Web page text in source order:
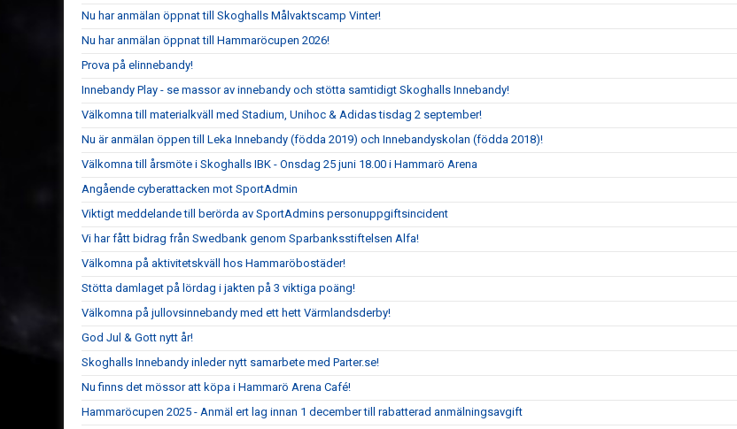
Nu har anmälan öppnat till Skoghalls Målvaktscamp Vinter!
Nu har anmälan öppnat till Hammaröcupen 2026!
Prova på elinnebandy!
Innebandy Play - se massor av innebandy och stötta samtidigt Skoghalls Innebandy!
Välkomna till materialkväll med Stadium, Unihoc & Adidas tisdag 2 september!
Nu är anmälan öppen till Leka Innebandy (födda 2019) och Innebandyskolan (födda 2018)!
Välkomna till årsmöte i Skoghalls IBK - Onsdag 25 juni 18.00 i Hammarö Arena
Angående cyberattacken mot SportAdmin
Viktigt meddelande till berörda av SportAdmins personuppgiftsincident
Vi har fått bidrag från Swedbank genom Sparbanksstiftelsen Alfa!
Välkomna på aktivitetskväll hos Hammaröbostäder!
Stötta damlaget på lördag i jakten på 3 viktiga poäng!
Välkomna på jullovsinnebandy med ett hett Värmlandsderby!
God Jul & Gott nytt år!
Skoghalls Innebandy inleder nytt samarbete med Parter.se!
Nu finns det mössor att köpa i Hammarö Arena Café!
Hammaröcupen 2025 - Anmäl ert lag innan 1 december till rabatterad anmälningsavgift